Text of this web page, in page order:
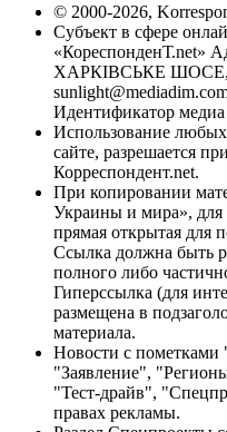
© 2000-2026,
Субъект в сфере
«КореспонденТ.net»
ХАРКІВСЬКЕ ШОСЕ,
Идентификатор
Использование
сайте, разрешается
Корреспондент.net.
При копировании
Украины и мира», для
прямая открытая для
Ссылка должна быть
полного либо
Гиперссылка (для
размещена в
материала.
Новости с
"Заявление",
"Тест-драйв",
правах рекламы.